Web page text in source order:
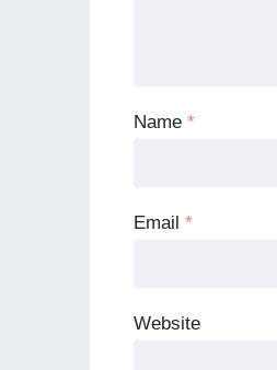
Name *
Email *
Website